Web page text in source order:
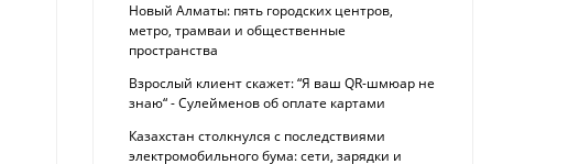
Новый Алматы: пять городских центров,
метро, трамваи и общественные
пространства
Взрослый клиент скажет: “Я ваш QR-шмюар не
знаю“ - Сулейменов об оплате картами
Казахстан столкнулся с последствиями
электромобильного бума: сети, зарядки и